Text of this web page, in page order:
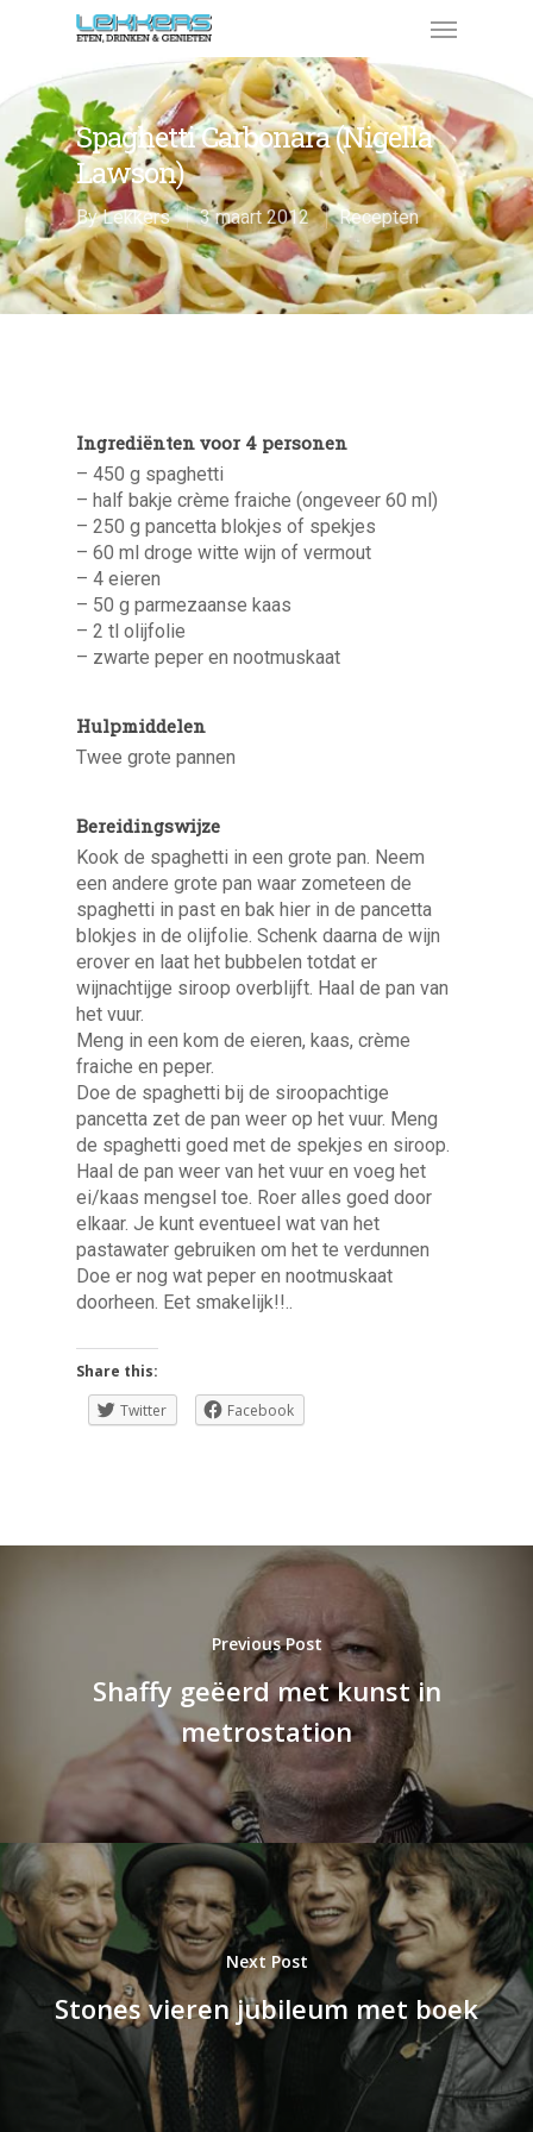
Spaghetti Carbonara (Nigella
Lawson)
ByLekkers 3 maart 2012 Recepten
Ingrediënten voor 4 personen
– 450 g spaghetti
– half bakje crème fraiche (ongeveer 60 ml)
– 250 g pancetta blokjes of spekjes
– 60 ml droge witte wijn of vermout
– 4 eieren
– 50 g parmezaanse kaas
– 2 tl olijfolie
– zwarte peper en nootmuskaat
Hulpmiddelen
Twee grote pannen
Bereidingswijze
Kook de spaghetti in een grote pan. Neem
een andere grote pan waar zometeen de
spaghetti in past en bak hier in de pancetta
blokjes in de olijfolie. Schenk daarna de wijn
erover en laat het bubbelen totdat er
wijnachtijge siroop overblijft. Haal de pan van
het vuur.
Meng in een kom de eieren, kaas, crème
fraiche en peper.
Doe de spaghetti bij de siroopachtige
pancetta zet de pan weer op het vuur. Meng
de spaghetti goed met de spekjes en siroop.
Haal de pan weer van het vuur en voeg het
ei/kaas mengsel toe. Roer alles goed door
elkaar. Je kunt eventueel wat van het
pastawater gebruiken om het te verdunnen
Doe er nog wat peper en nootmuskaat
doorheen. Eet smakelijk!!..
Share this:
Twitter
Facebook
Previous Post
Shaffy geëerd met kunst in
metrostation
Next Post
Stones vieren jubileum met boek